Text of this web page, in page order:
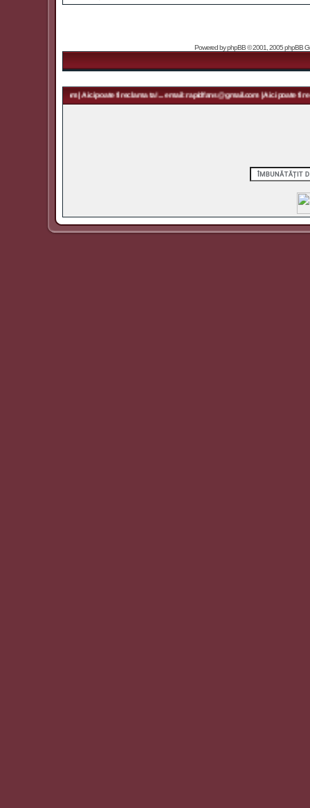
Powered byphpBB© 2001, 2005 phpBB
| Aici poate fi reclama ta! ... email: rapidfans@gmail.com | Aici poate fi